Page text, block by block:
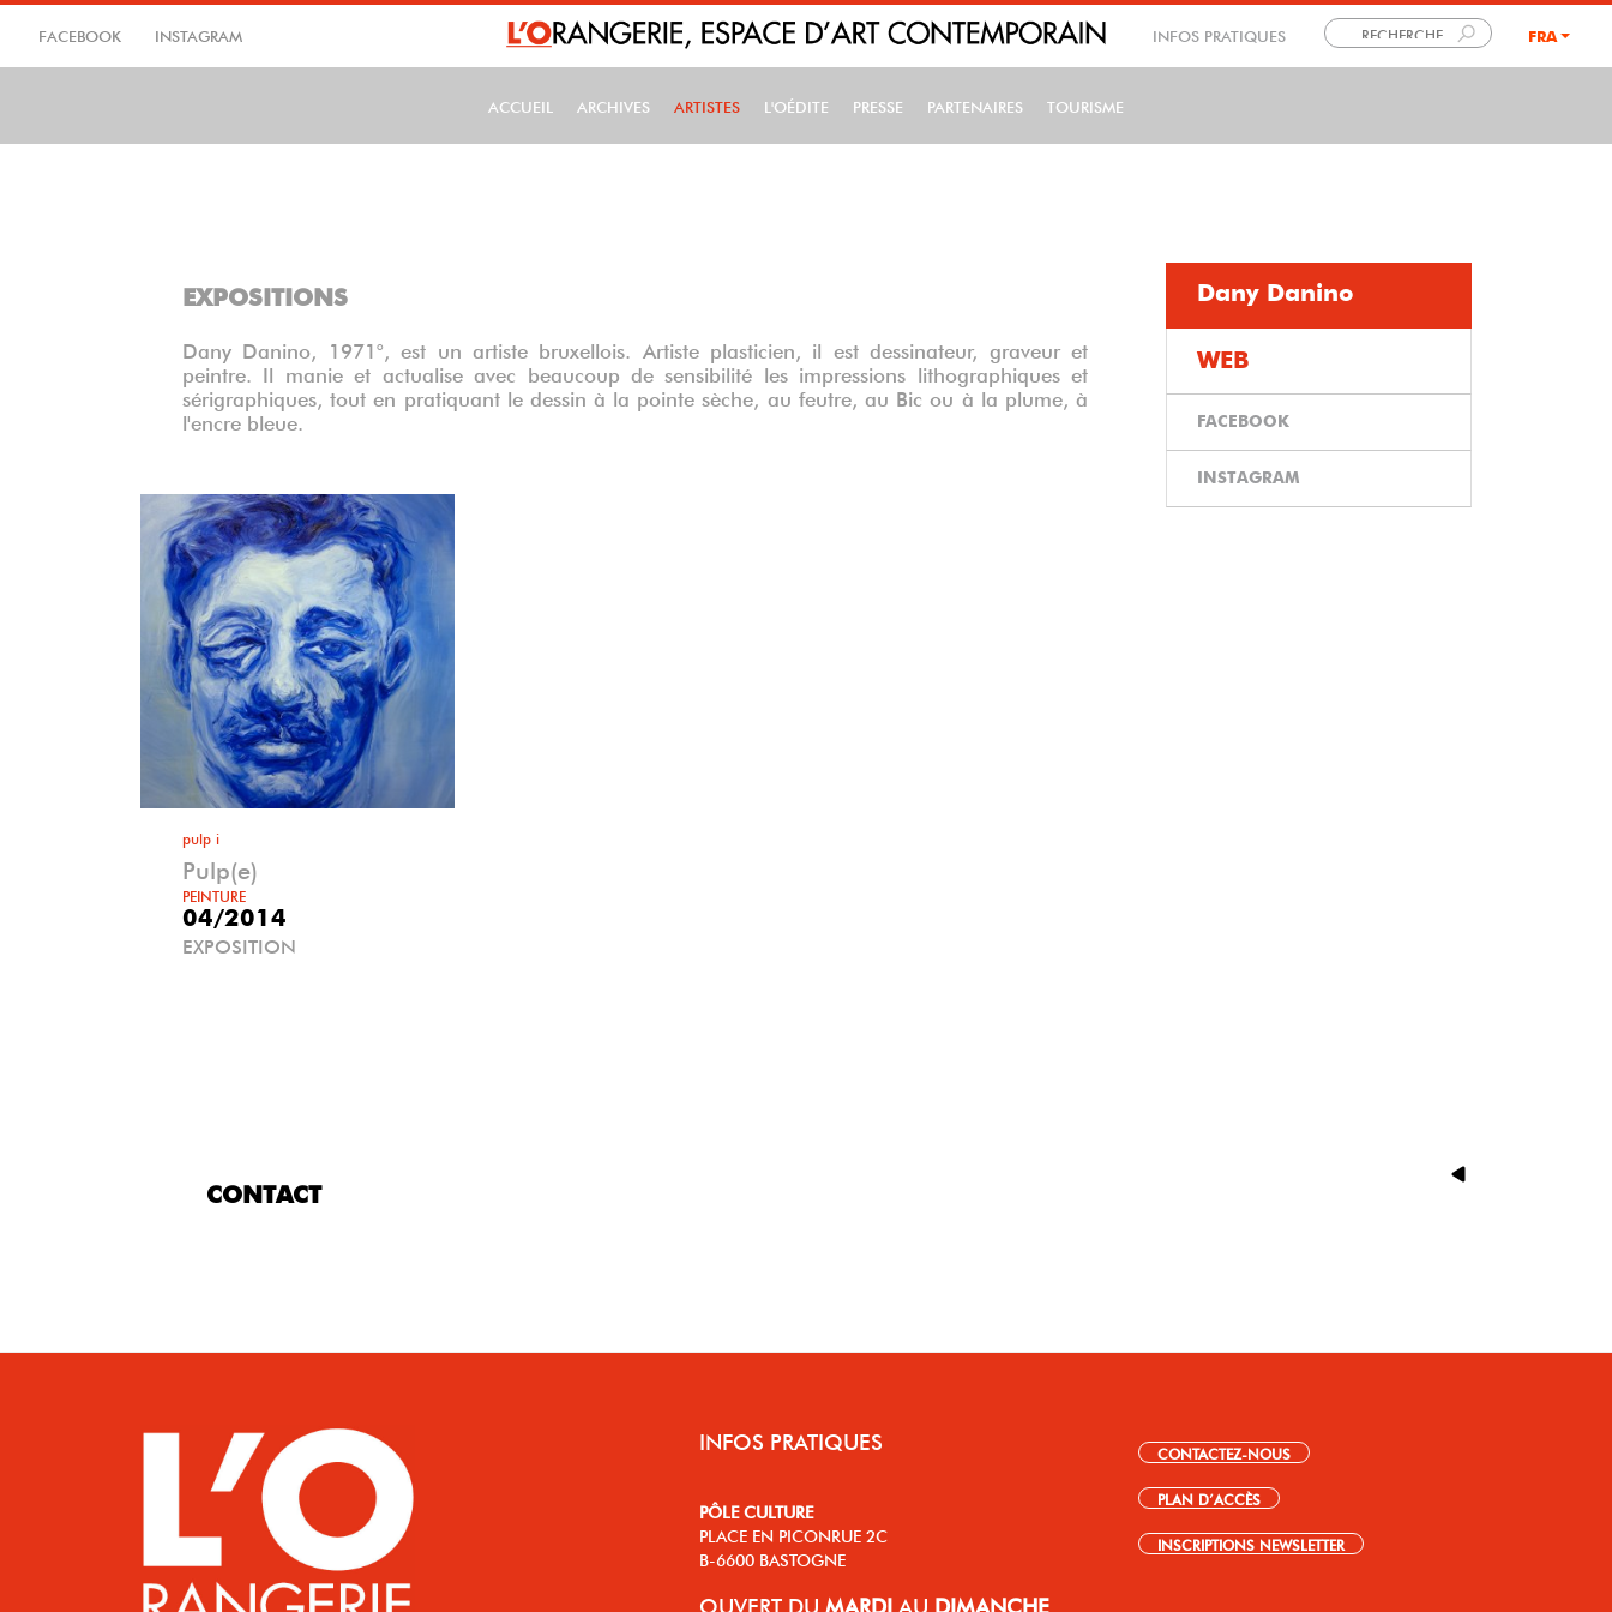
FACEBOOK INSTAGRAM INFOS PRATIQUES FRA
MAIN NAVIGATION
ACCUEIL ARCHIVES ARTISTES L'OÉDITE PRESSE PARTENAIRES TOURISME
EXPOSITIONS
Dany Danino, 1971°, est un artiste bruxellois. Artiste plasticien, il est dessinateur, graveur et
peintre. Il manie et actualise avec beaucoup de sensibilité les impressions lithographiques et
sérigraphiques, tout en pratiquant le dessin à la pointe sèche, au feutre, au Bic ou à la plume, à
l'encre bleue.
pulp i
Pulp(e)
PEINTURE
04/2014
EXPOSITION
Dany Danino
WEB
FACEBOOK
INSTAGRAM
CONTACT
INFOS PRATIQUES
PÔLE CULTURE
PLACE EN PICONRUE 2C
B-6600 BASTOGNE
OUVERT DU MARDI AU DIMANCHE
CONTACTEZ-NOUS
PLAN D’ACCÈS
INSCRIPTIONS NEWSLETTER